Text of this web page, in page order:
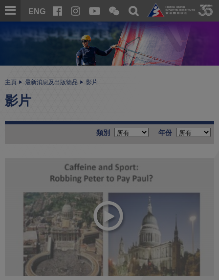
跳
至
ENG
開
合
信
二
維
碼
關
搜
尋
主頁 最新消息及出版物品 影片
影片
年份
類別